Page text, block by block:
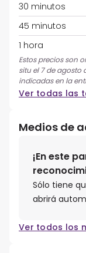
30 minutos
45 minutos
1 hora
Estos precios son
situ el 7 de agosto
indicadas en la
Ver todas las
Medios de
¡En este
Sólo tiene
abrirá
Ver todos los